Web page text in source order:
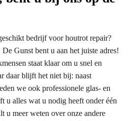
bedrijf voor houtrot repair?
Gunst bent u aan het juiste adres!
staat klaar om u snel en
daar blijft het niet bij: naast
we ook professionele glas- en
u alles wat u nodig heeft onder één
u meer weten over onze andere